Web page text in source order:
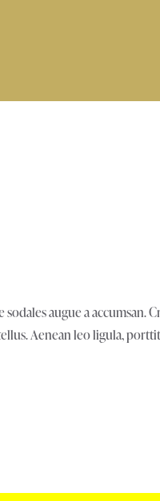
augue a accumsan.
Aenean leo ligula,